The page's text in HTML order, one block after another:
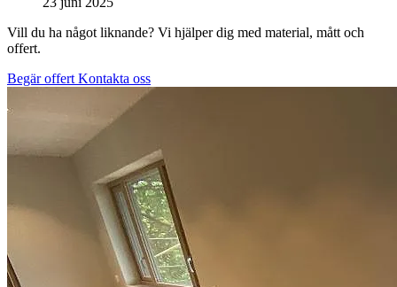
Vill du ha något liknande? Vi hjälper dig med material, mått och
offert.
Begär offert Kontakta oss